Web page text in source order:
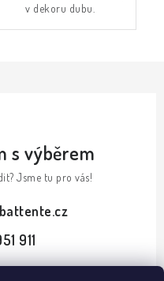
v dekoru dubu.
s výběrem
Jsme tu pro vás!
battente.cz
911